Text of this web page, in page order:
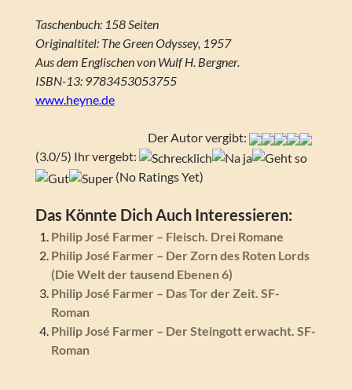
Taschenbuch: 158 Seiten
Originaltitel: The Green Odyssey, 1957
Aus dem Englischen von Wulf H. Bergner.
ISBN-13: 9783453053755
www.heyne.de
Der Autor vergibt:
(3.0/5) Ihr vergebt:
(No Ratings Yet)
Das Könnte Dich Auch Interessieren:
Philip José Farmer – Fleisch. Drei Romane
Philip José Farmer – Der Zorn des Roten Lords
(Die Welt der tausend Ebenen 6)
Philip José Farmer – Das Tor der Zeit. SF-
Roman
Philip José Farmer – Der Steingott erwacht. SF-
Roman